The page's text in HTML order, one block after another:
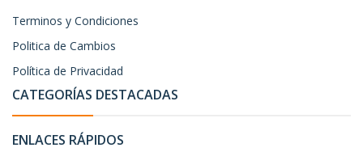
Terminos y Condiciones
Politica de Cambios
Política de Privacidad
CATEGORÍAS DESTACADAS
ENLACES RÁPIDOS